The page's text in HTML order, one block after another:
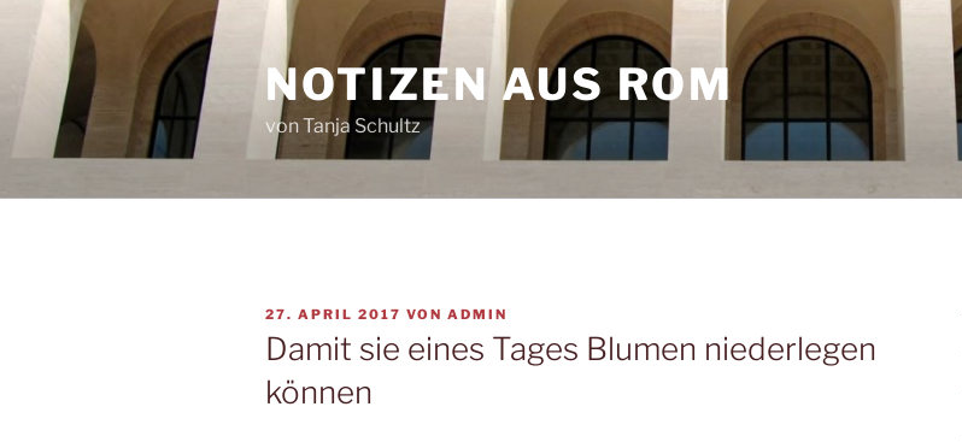
springen
NOTIZEN AUS ROM
von Tanja Schultz
VERÖFFENTLICHT
AM
27. APRIL 2017 VON ADMIN
Damit sie eines Tages Blumen niederlegen
können